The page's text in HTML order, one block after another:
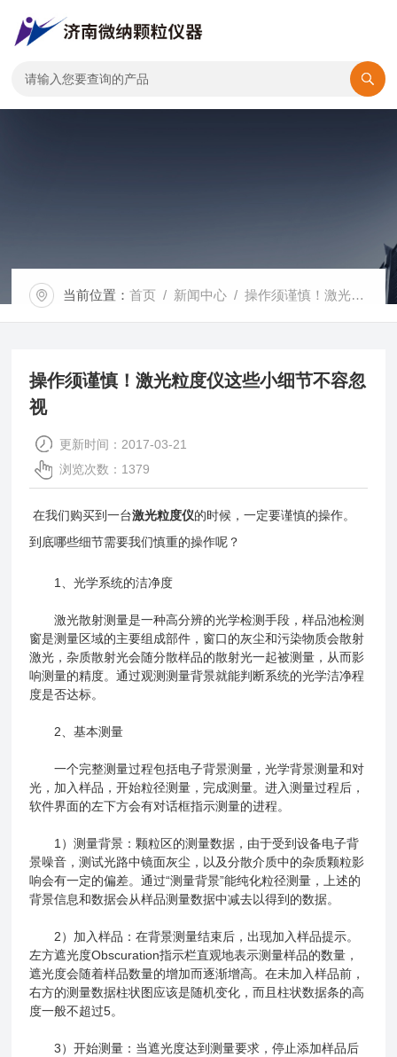
当前位置：首页 / 新闻中心 / 操作须谨慎！激光粒度仪这些小细节不容忽视
操作须谨慎！激光粒度仪这些小细节不容忽
视
更新时间：2017-03-21
浏览次数：1379
在我们购买到一台激光粒度仪的时候，一定要谨慎的操作。
到底哪些细节需要我们慎重的操作呢？
1、光学系统的洁净度
激光散射测量是一种高分辨的光学检测手段，样品池检测
窗是测量区域的主要组成部件，窗口的灰尘和污染物质会散射
激光，杂质散射光会随分散样品的散射光一起被测量，从而影
响测量的精度。通过观测测量背景就能判断系统的光学洁净程
度是否达标。
2、基本测量
一个完整测量过程包括电子背景测量，光学背景测量和对
光，加入样品，开始粒径测量，完成测量。进入测量过程后，
软件界面的左下方会有对话框指示测量的进程。
1）测量背景：颗粒区的测量数据，由于受到设备电子背
景噪音，测试光路中镜面灰尘，以及分散介质中的杂质颗粒影
响会有一定的偏差。通过“测量背景”能纯化粒径测量，上述的
背景信息和数据会从样品测量数据中减去以得到的数据。
2）加入样品：在背景测量结束后，出现加入样品提示。
左方遮光度Obscuration指示栏直观地表示测量样品的数量，
遮光度会随着样品数量的增加而逐渐增高。在未加入样品前，
右方的测量数据柱状图应该是随机变化，而且柱状数据条的高
度一般不超过5。
3）开始测量：当遮光度达到测量要求，停止添加样品后